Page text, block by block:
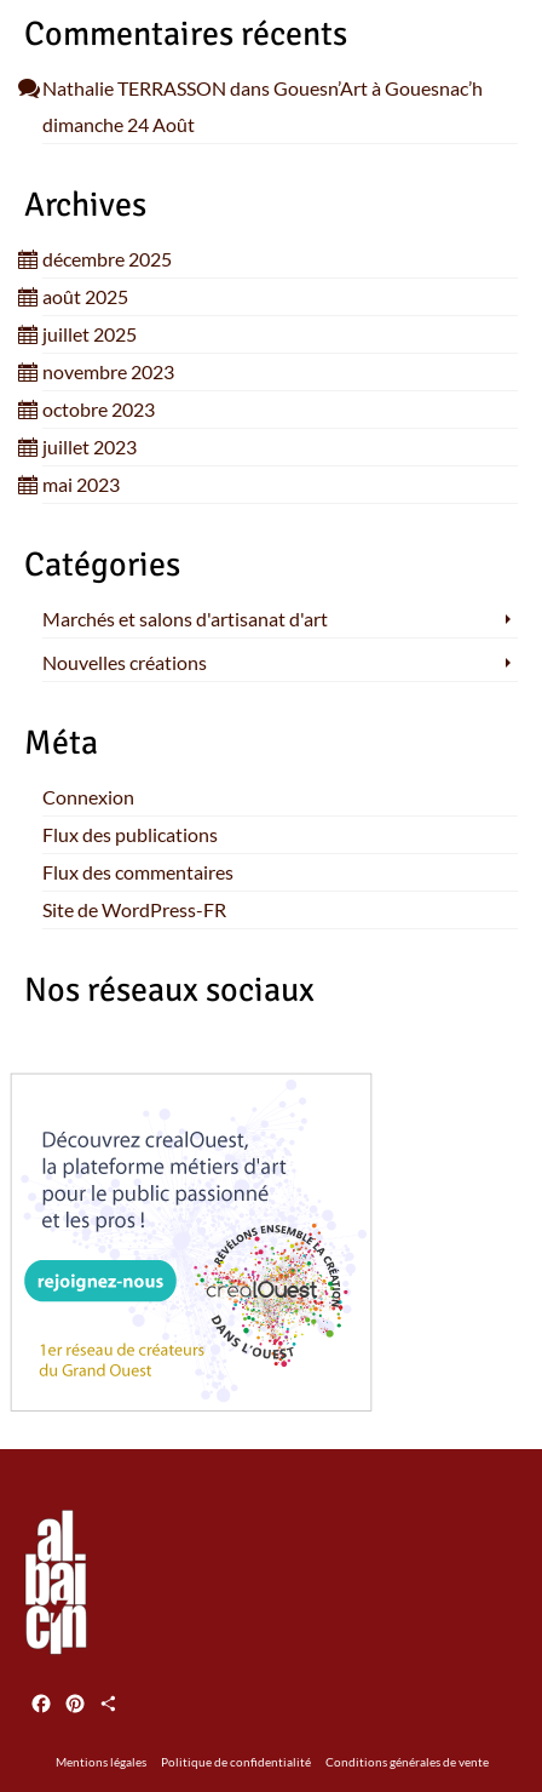
Commentaires récents
Nathalie TERRASSON dansGouesn’Art à Gouesnac’h
dimanche 24 Août
Archives
décembre 2025
août 2025
juillet 2025
novembre 2023
octobre 2023
juillet 2023
mai 2023
Catégories
Marchés et salons d'artisanat d'art
Nouvelles créations
Méta
Connexion
Flux des publications
Flux des commentaires
Site de WordPress-FR
Nos réseaux sociaux
FacebookPinterest
Mentions légales Politique de confidentialité Conditions générales de vente